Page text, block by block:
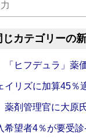
じカテゴリーの
「ヒフデュラ」薬
イリズに加算45
薬剤管理官に大原
希望者4％が要受